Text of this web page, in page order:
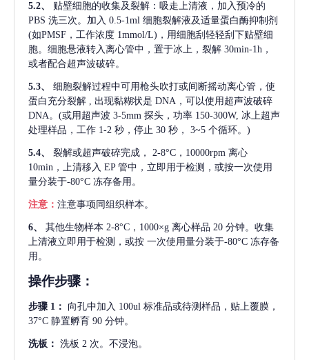
5.2、
贴壁细胞的收集及裂解：吸走上清液，加入预冷的
PBS 洗三次。加入 0.5-1ml 细胞裂解液及适量蛋白酶抑制剂
(如PMSF，工作浓度 1mmol/L)，用细胞刮轻轻刮下贴壁细
胞。细胞悬液转入离心管中，置于冰上，裂解 30min-1h，
或者配合超声波破碎。
5.3、
细胞裂解过程中可用枪头吹打或间断摇动离心管，使
蛋白充分裂解 , 出现黏糊状是 DNA，可以使用超声波破碎
DNA。(或用超声波 3-5mm 探头，功率 150-300W, 冰上超声
处理样品，工作 1-2 秒，停止 30 秒， 3~5 个循环。)
5.4、 裂解或超声破碎完成，
2-8°C，10000rpm 离心
10min，上清移入 EP 管中，立即用于检测，或按一次使用
量分装于-80°C 冻存备用。
注意： 注意事项同组织样本。
6、 其他生物样本 2-8°C，1000×g 离心样品 20 分钟。收集
上清液立即用于检测，或按 一次使用量分装于-80°C 冻存备
用。
操作步骤：
步骤 1： 向孔中加入 100ul 标准品或待测样品，贴上覆膜，
37°C 静置孵育 90 分钟。
洗板： 洗板 2 次。不浸泡。